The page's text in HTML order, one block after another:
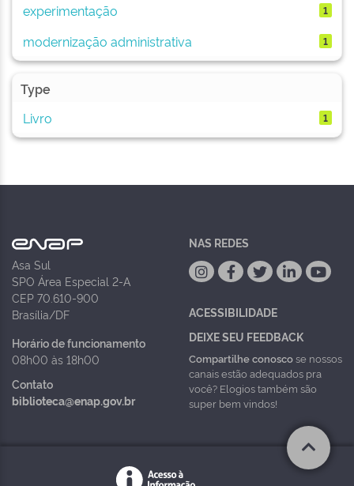
experimentação 1
modernização administrativa 1
Type
Livro
1
Asa Sul
SPO Área Especial 2-A
CEP 70.610-900
Brasília/DF
Horário de funcionamento
08h00 às 18h00
Contato
biblioteca@enap.gov.br
NAS REDES
ACESSIBILIDADE
DEIXE SEU FEEDBACK
Compartilhe conoscose nossos
canais estão adequados pra
você? Elogios também são
super bem vindos!